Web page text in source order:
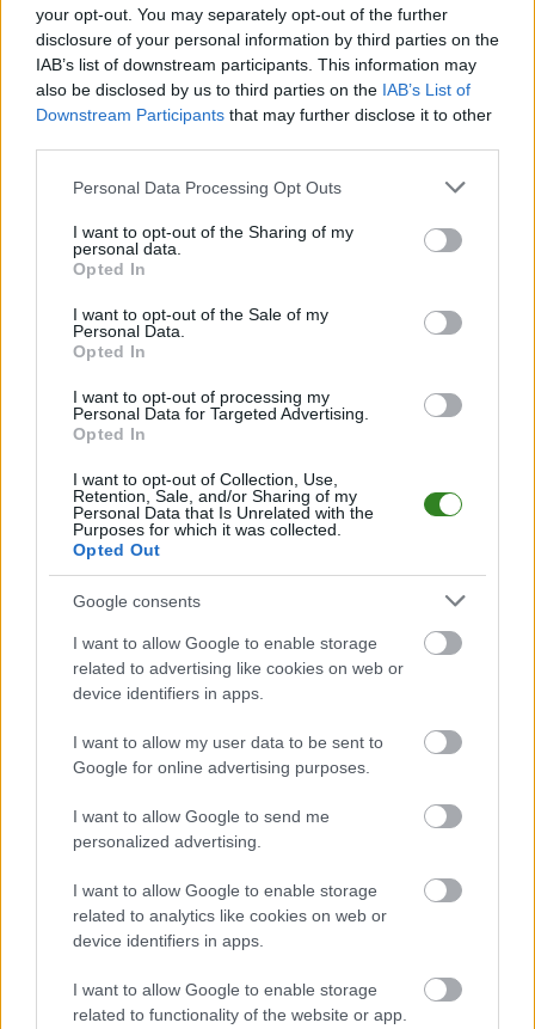
your opt-out. You may separately opt-out of the further
disclosure of your personal information by third parties on the
IAB’s list of downstream participants. This information may
also be disclosed by us to third parties on the IAB’s List of
Downstream Participants that may further disclose it to other
Please note that this website/app uses one or more Google
not limited to your visit or usage behaviour. You may click to
grant or deny consent to Google and its third-party tags to
use your data for below specified purposes in below Google
consent section.
Personal Data Processing Opt Outs
I want to opt-out of the Sharing of my
personal data.
Opted In
I want to opt-out of the Sale of my
Personal Data.
Opted In
I want to opt-out of processing my
Personal Data for Targeted Advertising.
Opted In
I want to opt-out of Collection, Use,
Retention, Sale, and/or Sharing of my
Personal Data that Is Unrelated with the
Purposes for which it was collected.
Opted Out
Google consents
I want to allow Google to enable storage
related to advertising like cookies on web or
device identifiers in apps.
I want to allow my user data to be sent to
Google for online advertising purposes.
I want to allow Google to send me
personalized advertising.
I want to allow Google to enable storage
related to analytics like cookies on web or
device identifiers in apps.
I want to allow Google to enable storage
related to functionality of the website or app.
Układ trawienny rozbija te cząsteczki i wysyła sygnał
anaboliczny bezpośrednio do zmęczonych komórek. W ten
sposób chronisz się przedkatabolizmem, czyli rozpadem
tkanki mięśnioweji ułatwiasz jednocześnie nadbudowę
nowych włókien. Dostarczanie wysokiej jakości protein stanowi
warunek konieczny do stałego progresu, niezależnie od stażu na
Mądra suplementacja przyspiesza realizację celów
sylwetkowych i chroni organizm przed przeciążeniem. Wybieraj
preparaty o potwierdzonym działaniu, dopasowując je do
ciesz się trwałymi efektami!
2026-06-16 16:08
Jak czytać etykietę
suplementu diety: na
co patrzeć, zanim
kupisz?
2026-07-23 17:00
Czas na nowy zawód!
personalnego z
Monohydrat a inne
formy kreatyny - co
naprawdę działa
najlepiej?
NASTĘPNY ARTYKUŁ
2026-06-11 16:20
Wilki Krosno podejmą lidera ligi.